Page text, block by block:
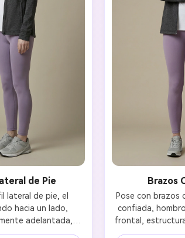
de Pie
lateral de pie, el
hacia un lado,
adelantada,
de forma natural,
Brazos
Pose con brazos
confiada,
frontal,
rasgos faciales